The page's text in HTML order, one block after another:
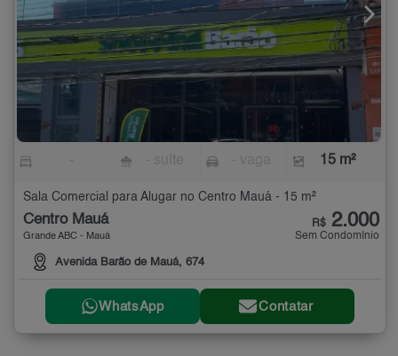
15 m²
Sala Comercial para Alugar no Centro Mauá - 15 m²
Centro Mauá
Grande ABC - Mauá
Avenida Barão de Mauá, 674
R$ 2.000
Sem Condomínio
WhatsApp Contatar